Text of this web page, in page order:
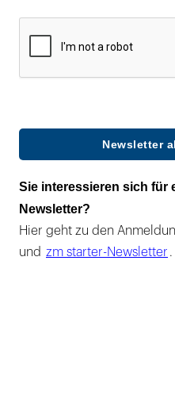
Newsletter
Sie interessieren sich für
Newsletter?
Hier geht zu den
und zm starter-Newsletter .